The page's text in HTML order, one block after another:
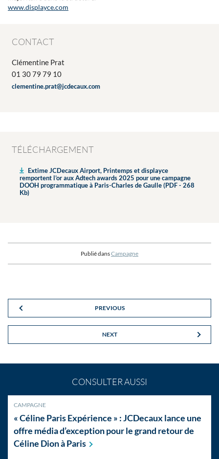
www.displayce.com
CONTACT
Clémentine Prat
01 30 79 79 10
clementine.prat@jcdecaux.com
TÉLÉCHARGEMENT
Extime JCDecaux Airport, Printemps et displayce
remportent l’or aux Adtech awards 2025 pour une campagne
DOOH programmatique à Paris-Charles de Gaulle (PDF - 268
Kb)
Publié dansCampagne
PREVIOUS
NEXT
CONSULTER AUSSI
CAMPAGNE
« Céline Paris Expérience » : JCDecaux lance une
offre média d’exception pour le grand retour de
Céline Dion àParis